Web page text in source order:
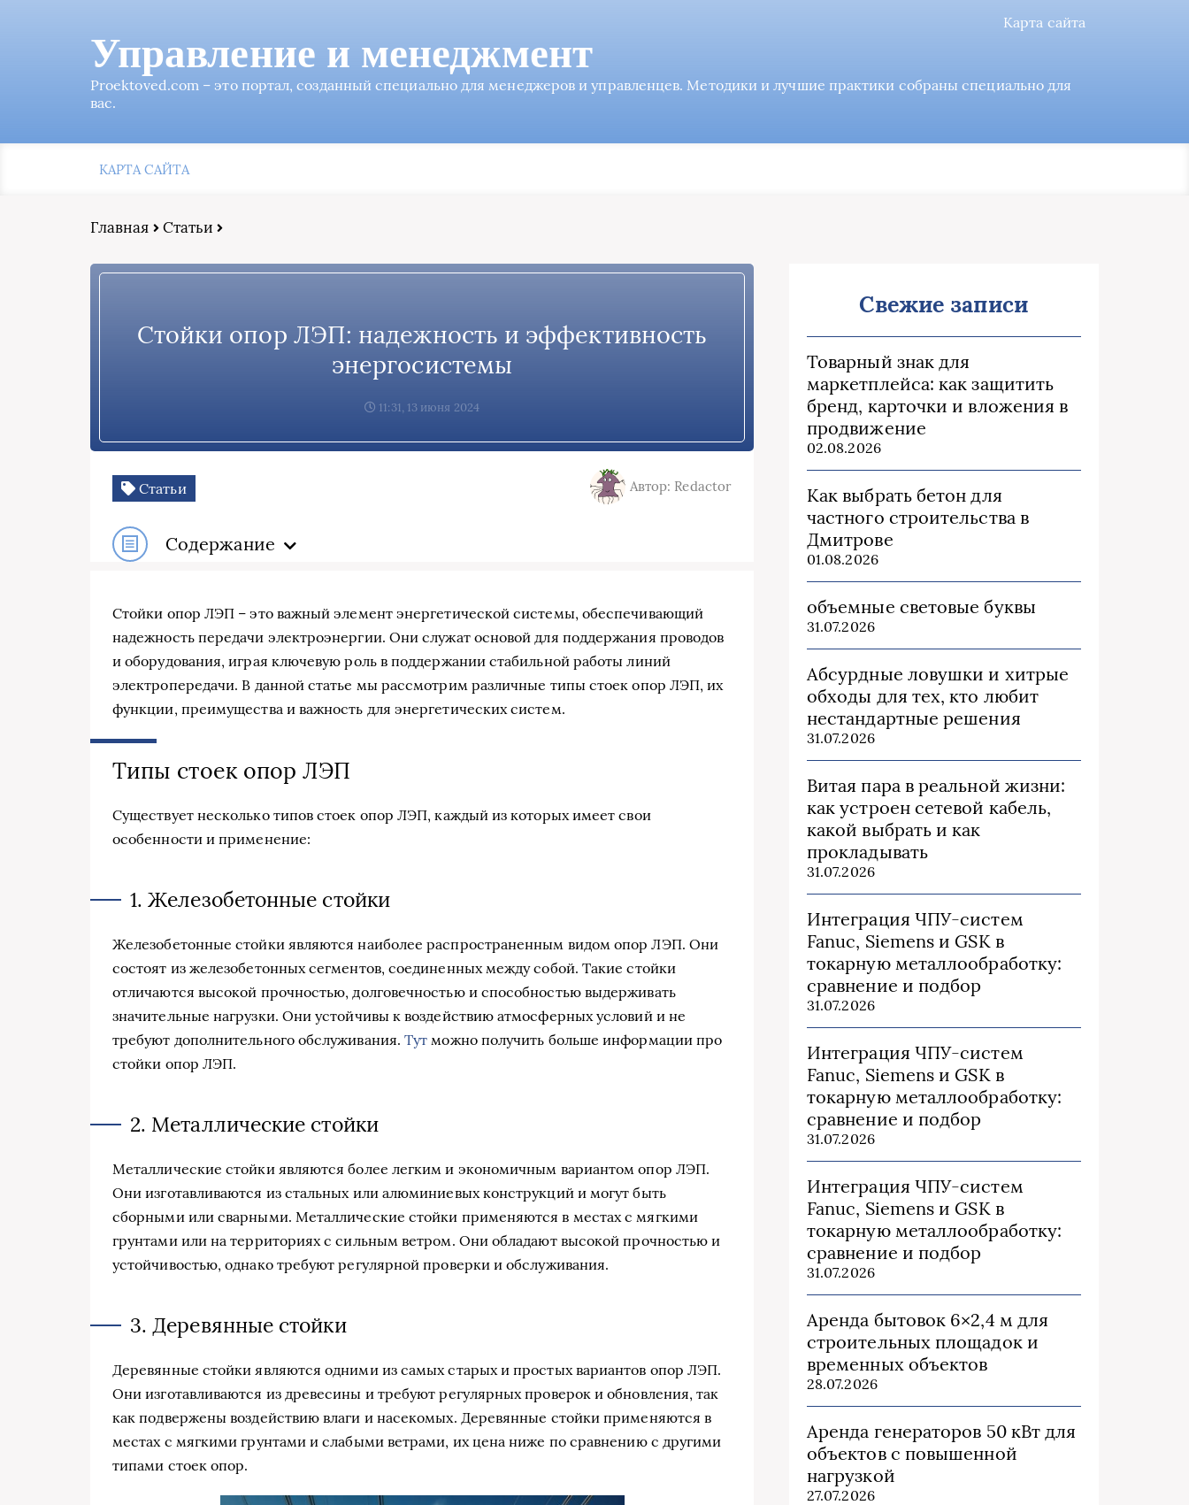
Карта сайта
Управление и менеджмент
Proektoved.com – это портал, созданный специально для менеджеров и управленцев. Методики и лучшие практики собраны специально для
вас.
КАРТА САЙТА
Главная Статьи
Стойки опор ЛЭП: надежность и эффективность
энергосистемы
11:31, 13 июня 2024
Статьи Автор: Redactor
Содержание
Стойки опор ЛЭП – это важный элемент энергетической системы, обеспечивающий
надежность передачи электроэнергии. Они служат основой для поддержания проводов
и оборудования, играя ключевую роль в поддержании стабильной работы линий
электропередачи. В данной статье мы рассмотрим различные типы стоек опор ЛЭП, их
функции, преимущества и важность для энергетических систем.
Типы стоек опор ЛЭП
Существует несколько типов стоек опор ЛЭП, каждый из которых имеет свои
особенности и применение:
1. Железобетонные стойки
Железобетонные стойки являются наиболее распространенным видом опор ЛЭП. Они
состоят из железобетонных сегментов, соединенных между собой. Такие стойки
отличаются высокой прочностью, долговечностью и способностью выдерживать
значительные нагрузки. Они устойчивы к воздействию атмосферных условий и не
требуют дополнительного обслуживания.Тут можно получить больше информации про
стойки опор ЛЭП.
2. Металлические стойки
Металлические стойки являются более легким и экономичным вариантом опор ЛЭП.
Они изготавливаются из стальных или алюминиевых конструкций и могут быть
сборными или сварными. Металлические стойки применяются в местах с мягкими
грунтами или на территориях с сильным ветром. Они обладают высокой прочностью и
устойчивостью, однако требуют регулярной проверки и обслуживания.
3. Деревянные стойки
Деревянные стойки являются одними из самых старых и простых вариантов опор ЛЭП.
Они изготавливаются из древесины и требуют регулярных проверок и обновления, так
как подвержены воздействию влаги и насекомых. Деревянные стойки применяются в
местах с мягкими грунтами и слабыми ветрами, их цена ниже по сравнению с другими
типами стоек опор.
Свежие записи
Товарный знак для
маркетплейса: как защитить
бренд, карточки и вложения в
продвижение
02.08.2026
Как выбрать бетон для
частного строительства в
Дмитрове
01.08.2026
объемные световые буквы
31.07.2026
Абсурдные ловушки и хитрые
обходы для тех, кто любит
нестандартные решения
31.07.2026
Витая пара в реальной жизни:
как устроен сетевой кабель,
какой выбрать и как
прокладывать
31.07.2026
Интеграция ЧПУ-систем
Fanuc, Siemens и GSK в
токарную металлообработку:
сравнение и подбор
31.07.2026
Интеграция ЧПУ-систем
Fanuc, Siemens и GSK в
токарную металлообработку:
сравнение и подбор
31.07.2026
Интеграция ЧПУ-систем
Fanuc, Siemens и GSK в
токарную металлообработку:
сравнение и подбор
31.07.2026
Аренда бытовок 6×2,4 м для
строительных площадок и
временных объектов
28.07.2026
Аренда генераторов 50 кВт для
объектов с повышенной
нагрузкой
27.07.2026